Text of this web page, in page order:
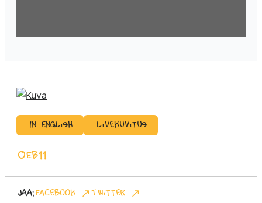
In English Livekuvitus
OEB11
Jaa:Facebook Twitter